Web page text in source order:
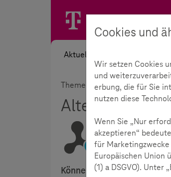
Aktuelles
Themen Medienkompetenz
Alte
Lesezeit:5
Können KI-basierte
Cookies und
Wir setzen Cookies
und
erbung, die für Sie
nutzen diese
Wenn Sie „Nur
akzeptieren“
für Marketingzwecke
Europäischen Union
(1) a DSGVO).